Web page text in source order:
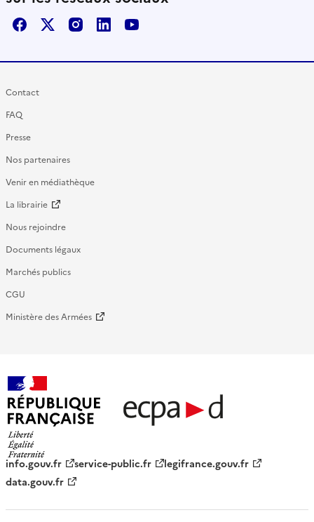
FacebookX / TwitterInstagram
LinkedInYoutube
Contact
FAQ
Presse
Nos partenaires
Venir en médiathèque
La librairie
Nous rejoindre
Documents légaux
Marchés publics
CGU
Ministère des Armées
française - ECPAD
info.gouv.fr service-public.fr
legifrance.gouv.fr
data.gouv.fr